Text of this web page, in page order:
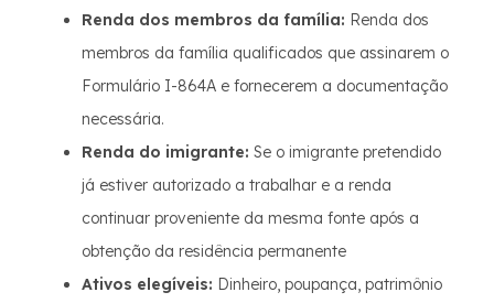
Renda dos membros da família: Renda dos
membros da família qualificados que assinarem o
Formulário I-864A e fornecerem a documentação
necessária.
Renda do imigrante: Se o imigrante pretendido
já estiver autorizado a trabalhar e a renda
continuar proveniente da mesma fonte após a
obtenção da residência permanente
Ativos elegíveis: Dinheiro, poupança, patrimônio